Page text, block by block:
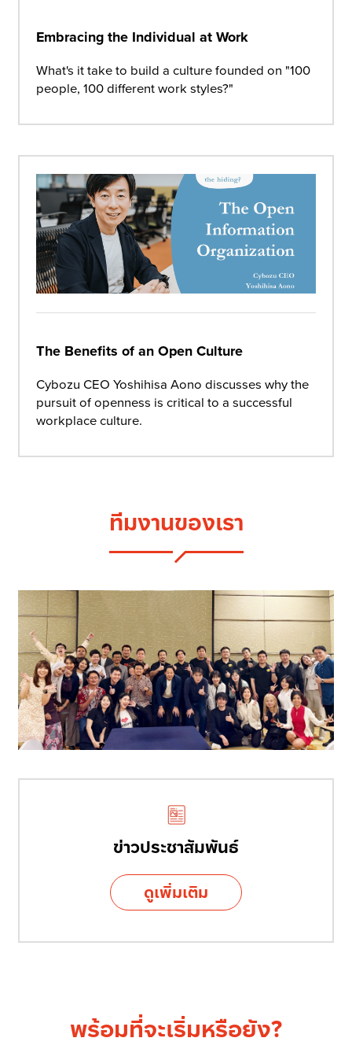
Embracing the Individual at Work
What's it take to build a culture founded on "100
people, 100 different work styles?"
The Benefits of an Open Culture
Cybozu CEO Yoshihisa Aono discusses why the
pursuit of openness is critical to a successful
workplace culture.
ทีมงานของเรา
ข่าวประชาสัมพันธ์
ดูเพิ่มเติม
พร้อมที่จะเริ่มหรือยัง?